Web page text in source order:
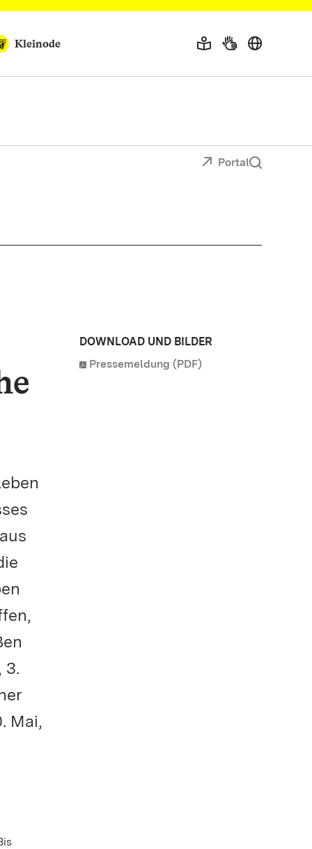
Kleinode
Portal
3.
Mai,
DOWNLOAD UND BILDER
Pressemeldung (PDF)